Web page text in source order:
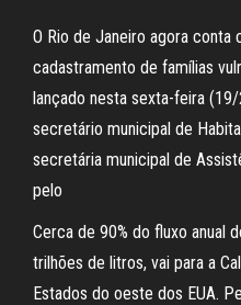
O Rio de Janeiro agora conta
cadastramento de famílias
lançado nesta sexta-feira
secretário municipal de
secretária municipal de
pelo
Cerca de 90% do fluxo anual
trilhões de litros, vai para a
Estados do oeste dos EUA.